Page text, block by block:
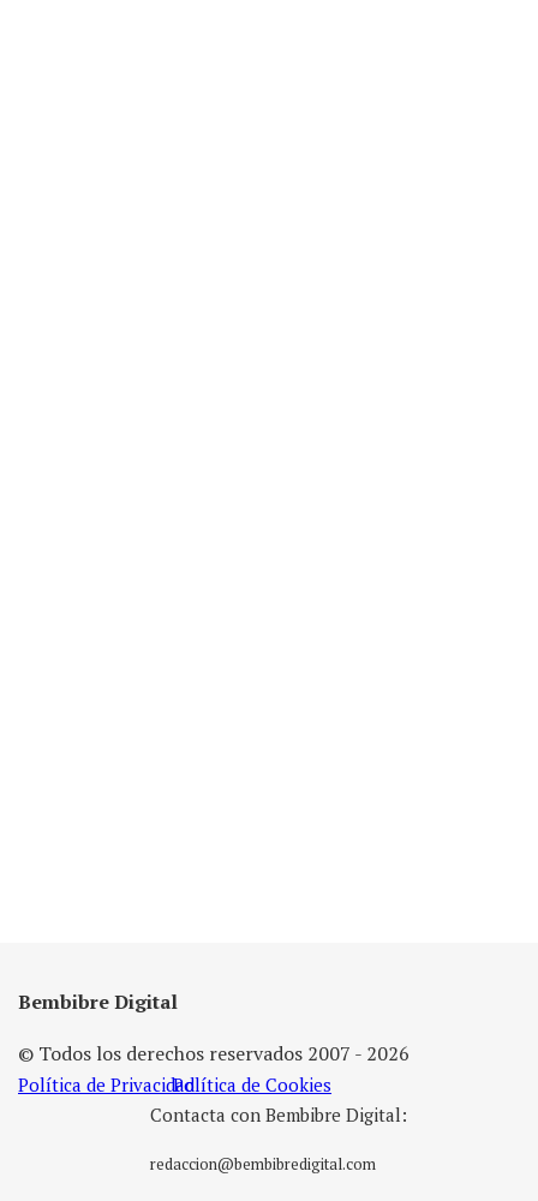
Bembibre Digital
© Todos los derechos reservados 2007 - 2026
Política de PrivacidadPolítica de Cookies
Contacta con Bembibre Digital:
redaccion@bembibredigital.com